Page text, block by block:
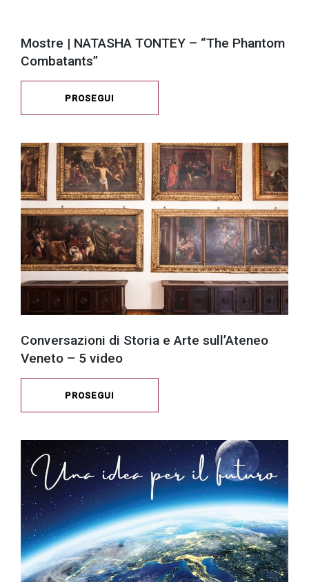
Mostre | NATASHA TONTEY – “The Phantom
Combatants”
PROSEGUI
Conversazioni di Storia e Arte sull’Ateneo
Veneto – 5 video
PROSEGUI